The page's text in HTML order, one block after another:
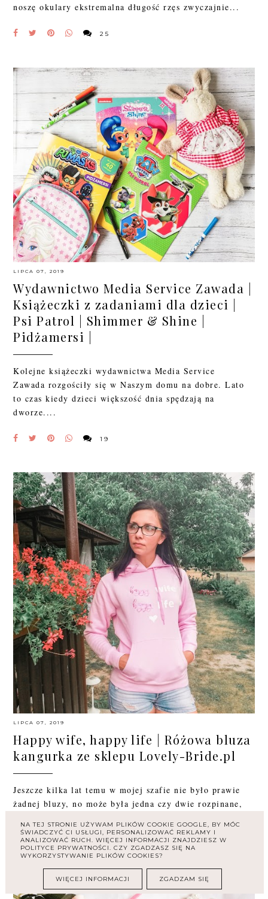
noszę okulary ekstremalna długość rzęs zwyczajnie...
25
LIPCA 07, 2019
Wydawnictwo Media Service Zawada |
Książeczki z zadaniami dla dzieci |
Psi Patrol | Shimmer & Shine |
Pidżamersi |
Kolejne książeczki wydawnictwa Media Service
Zawada rozgościły się w Naszym domu na dobre. Lato
to czas kiedy dzieci większość dnia spędzają na
dworze....
19
LIPCA 07, 2019
Happy wife, happy life | Różowa bluza
kangurka ze sklepu Lovely-Bride.pl
Jeszcze kilka lat temu w mojej szafie nie było prawie
żadnej bluzy, no może była jedna czy dwie rozpinane,
18
NA TEJ STRONIE UŻYWAM PLIKÓW COOKIE GOOGLE, BY MÓC
ŚWIADCZYĆ CI USŁUGI, PERSONALIZOWAĆ REKLAMY I
ANALIZOWAĆ RUCH. WIĘCEJ INFORMACJI ZNAJDZIESZ W
POLITYCE PRYWATNOŚCI. CZY ZGADZASZ SIĘ NA
WYKORZYSTYWANIE PLIKÓW COOKIES?
WIĘCEJ INFORMACJI ZGADZAM SIĘ